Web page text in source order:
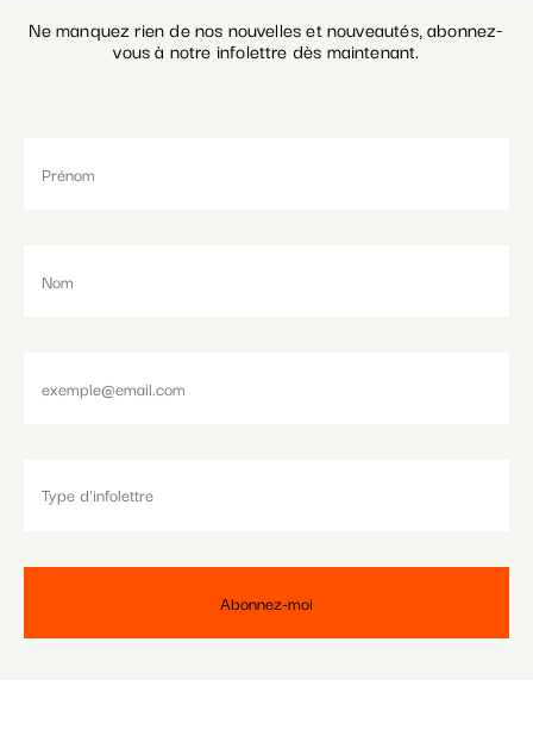
Ne manquez rien de nos nouvelles et nouveautés, abonnez-
vous à notre infolettre dès maintenant.